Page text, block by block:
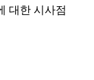
대한 시사점